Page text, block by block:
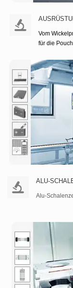
Vom
für die
ALU-
Alu-